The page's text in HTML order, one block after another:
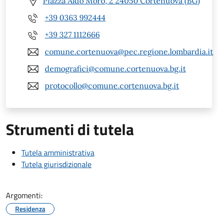
+39 0363 992444
+39 327 1112666
comune.cortenuova@pec.regione.lombardia.it
demografici@comune.cortenuova.bg.it
protocollo@comune.cortenuova.bg.it
Strumenti di tutela
Tutela amministrativa
Tutela giurisdizionale
Argomenti:
Residenza